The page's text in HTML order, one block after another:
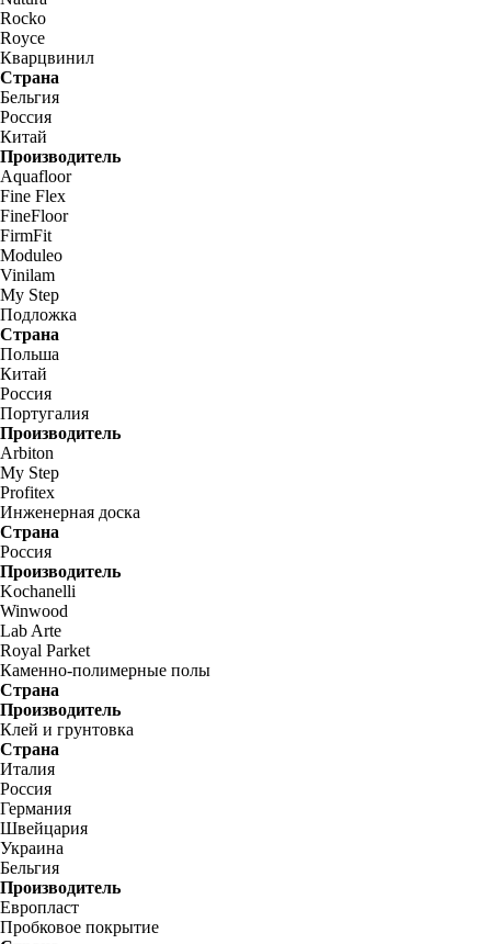
Rocko
Royce
Кварцвинил
Страна
Бельгия
Россия
Китай
Производитель
Aquafloor
Fine Flex
FineFloor
FirmFit
Moduleo
Vinilam
My Step
Подложка
Страна
Польша
Китай
Россия
Португалия
Производитель
Arbiton
My Step
Profitex
Инженерная доска
Страна
Россия
Производитель
Kochanelli
Winwood
Lab Arte
Royal Parket
Каменно-полимерные полы
Страна
Производитель
Клей и грунтовка
Страна
Италия
Россия
Германия
Швейцария
Украина
Бельгия
Производитель
Европласт
Пробковое покрытие